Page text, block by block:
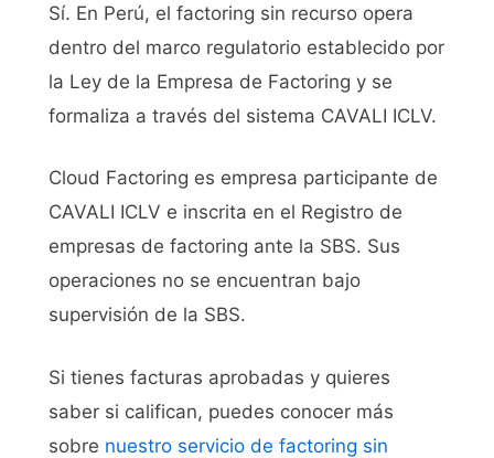
Sí. En Perú, el factoring sin recurso opera
dentro del marco regulatorio establecido por
la Ley de la Empresa de Factoring y se
formaliza a través del sistema CAVALI ICLV.
Cloud Factoring es empresa participante de
CAVALI ICLV e inscrita en el Registro de
empresas de factoring ante la SBS. Sus
operaciones no se encuentran bajo
supervisión de la SBS.
Si tienes facturas aprobadas y quieres
saber si califican, puedes conocer más
sobre nuestro servicio de factoring sin